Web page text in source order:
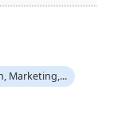
Marketing,...